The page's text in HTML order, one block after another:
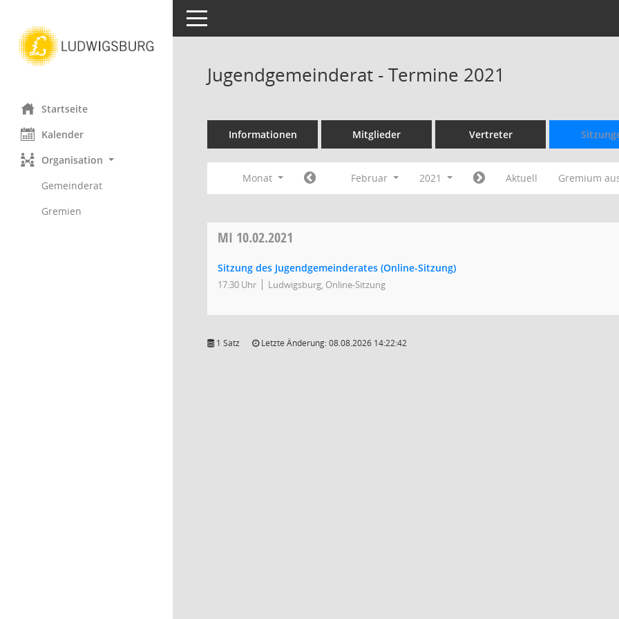
Startseite
Kalender
Organisation
Gemeinderat
Gremien
Toggle navigation
Jugendgemeinderat - Termine 2021
Informationen Mitglieder Vertreter
Monat Februar 2021 Aktuell Gremium
MI 10.02.2021
Sitzung des Jugendgemeinderates (Online-Sitzung)
17:30 Uhr Ludwigsburg, Online-Sitzung
1 Satz Letzte Änderung: 08.08.2026 14:22:42